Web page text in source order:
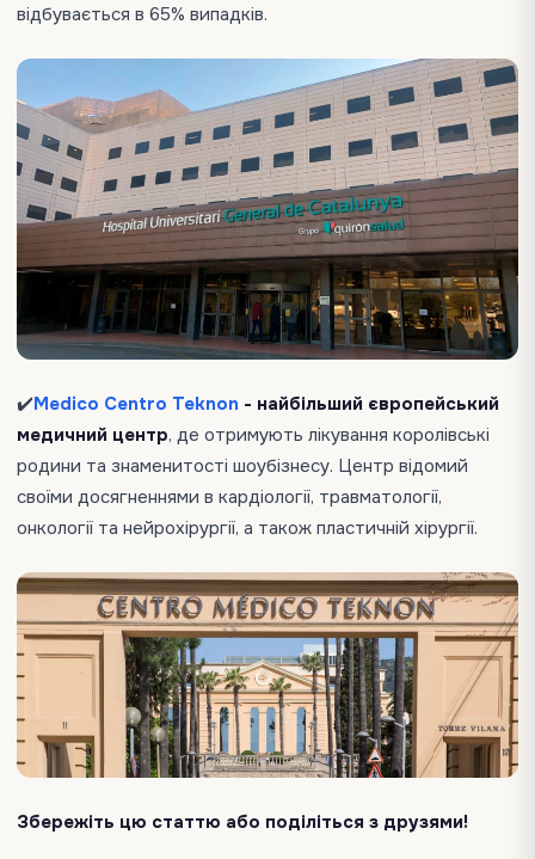
відбувається в 65% випадків.
✔️Medico Centro Teknon - найбільший європейський
медичний центр, де отримують лікування королівські
родини та знаменитості шоубізнесу. Центр відомий
своїми досягненнями в кардіології, травматології,
онкології та нейрохірургії, а також пластичній хірургії.
Збережіть цю статтю або поділіться з друзями!